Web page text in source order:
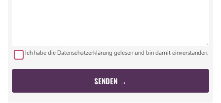
Ich habe die Datenschutzerklärung gelesen und bin damit einverstanden.